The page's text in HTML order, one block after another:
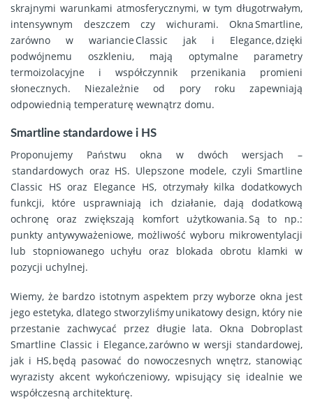
skrajnymi warunkami atmosferycznymi, w tym długotrwałym,
intensywnym deszczem czy wichurami. Okna Smartline,
zarówno w wariancie Classic jak i Elegance, dzięki
podwójnemu oszkleniu, mają optymalne parametry
termoizolacyjne i współczynnik przenikania promieni
słonecznych. Niezależnie od pory roku zapewniają
odpowiednią temperaturę wewnątrz domu.
Smartline standardowe i HS
Proponujemy Państwu okna w dwóch wersjach –
standardowych oraz HS. Ulepszone modele, czyli Smartline
Classic HS oraz Elegance HS, otrzymały kilka dodatkowych
funkcji, które usprawniają ich działanie, dają dodatkową
ochronę oraz zwiększają komfort użytkowania. Są to np.:
punkty antywyważeniowe, możliwość wyboru mikrowentylacji
lub stopniowanego uchyłu oraz blokada obrotu klamki w
pozycji uchylnej.
Wiemy, że bardzo istotnym aspektem przy wyborze okna jest
jego estetyka, dlatego stworzyliśmy unikatowy design, który nie
przestanie zachwycać przez długie lata. Okna Dobroplast
Smartline Classic i Elegance, zarówno w wersji standardowej,
jak i HS, będą pasować do nowoczesnych wnętrz, stanowiąc
wyrazisty akcent wykończeniowy, wpisujący się idealnie we
współczesną architekturę.